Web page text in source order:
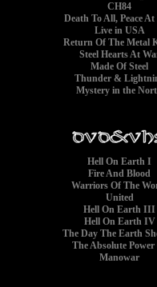
CH84
Death To All, Peace
Live in USA
Return Of The Metal
Steel Hearts At
Made Of Steel
Thunder &
Mystery in the
Hell On Earth I
Fire And Blood
Warriors Of The
United
Hell On Earth III
Hell On Earth IV
The Day The Earth
The Absolute Power
Manowar